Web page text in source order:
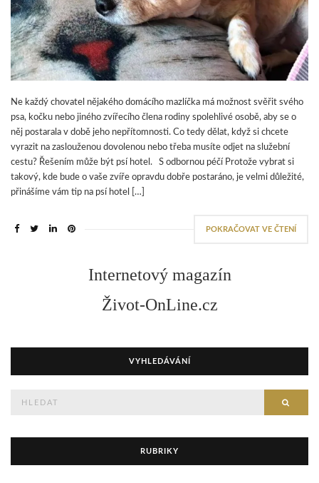
Ne každý chovatel nějakého domácího mazlíčka má možnost svěřit svého
psa, kočku nebo jiného zvířecího člena rodiny spolehlivé osobě, aby se o
něj postarala v době jeho nepřítomnosti. Co tedy dělat, když si chcete
vyrazit na zaslouženou dovolenou nebo třeba musíte odjet na služební
cestu? Řešením může být psí hotel. S odbornou péčí Protože vybrat si
takový, kde bude o vaše zvíře opravdu dobře postaráno, je velmi důležité,
přinášíme vám tip na psí hotel […]
POKRAČOVAT VE ČTENÍ
Internetový magazín
Život-OnLine.cz
VYHLEDÁVÁNÍ
RUBRIKY